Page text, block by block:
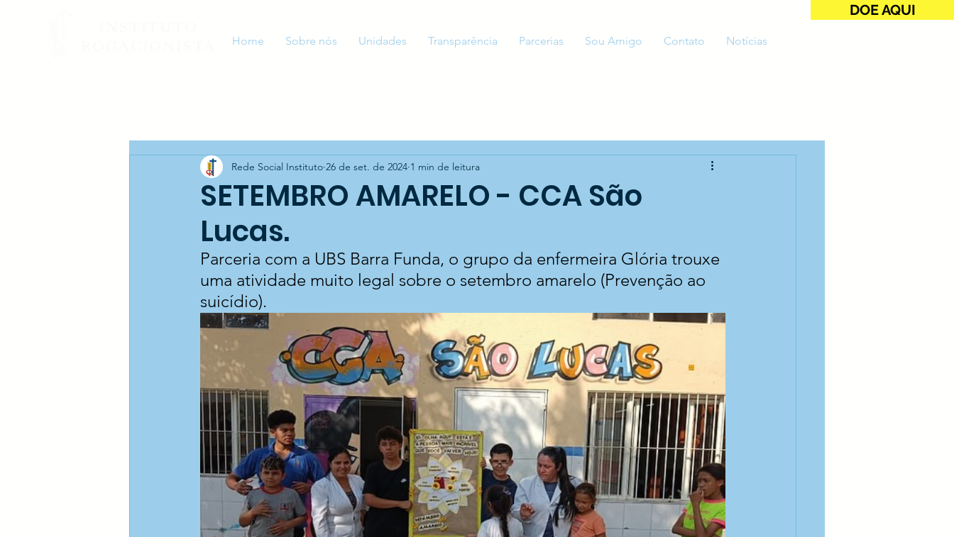
DOE AQUI
Home Sobre nós Unidades Transparência Parcerias Sou Amigo Contato Notícias
SETEMBRO AMARELO - CCA São
Lucas.
Rede Social Instituto 26 de set. de 2024 1 min de leitura
Parceria com a UBS Barra Funda, o grupo da enfermeira Glória trouxe
uma atividade muito legal sobre o setembro amarelo (Prevenção ao
suicídio).